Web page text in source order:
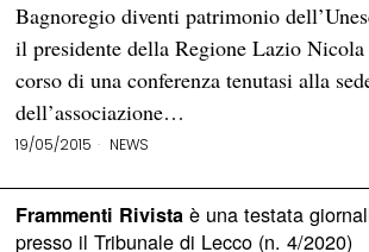
Bagnoregio diventi patrimonio
il presidente della Regione Lazio
corso di una conferenza tenutasi alla
dell’associazione…
19/05/2015 NEWS
Frammenti Rivistaè una testata
presso il Tribunale di Lecco (n. 4/2020)